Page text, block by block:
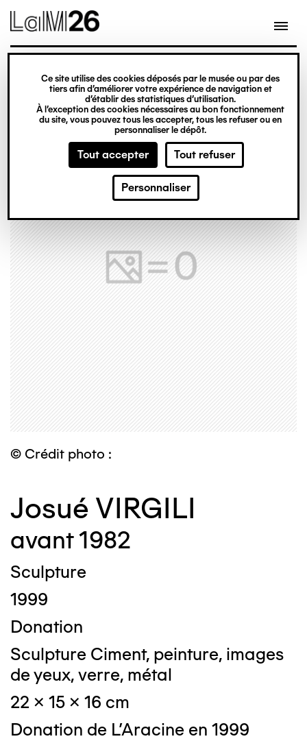
Gestion des cookies
Ce site utilise des cookies déposés par le musée ou par des
tiers afin d’améliorer votre expérience de navigation et
d’établir des statistiques d’utilisation.
À l’exception des cookies nécessaires au bon fonctionnement
du site, vous pouvez tous les accepter, tous les refuser ou en
personnaliser le dépôt.
Tout accepter Tout refuser
Personnaliser
contenu
© Crédit photo :
Josué VIRGILI
avant 1982
Sculpture
1999
Donation
Sculpture Ciment, peinture, images
de yeux, verre, métal
22 x 15 x 16 cm
Donation de L'Aracine en 1999